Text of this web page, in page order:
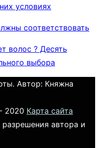
условиях
волос ? Десять
выбора
Автор: Княжна
2020 Карта сайта
автора и